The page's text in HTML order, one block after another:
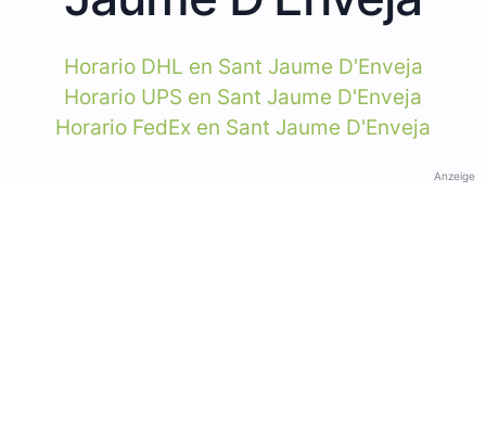
Horario DHL en Sant Jaume D'Enveja
Horario UPS en Sant Jaume D'Enveja
Horario FedEx en Sant Jaume D'Enveja
Anzeige